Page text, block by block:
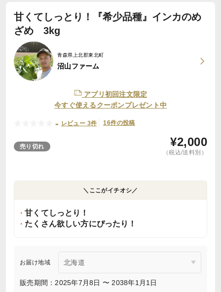
甘くてしっとり！『希少品種』インカのめ
ざめ 3kg
青森県上北郡東北町
沼山ファーム
アプリ初回注文限定
今すぐ使えるクーポンプレゼント中
- レビュー 3件 16件の投稿
売り切れ ¥2,000
（税込/送料別）
＼ここがイチオシ／
甘くてしっとり！
たくさん欲しい方にぴったり！
お届け地域
販売期間：2025年7月8日 〜 2038年1月1日